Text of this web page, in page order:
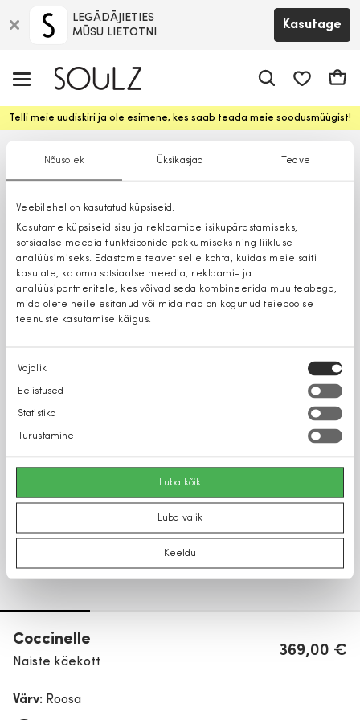
Nõusolek Üksikasjad Teave
Veebilehel on kasutatud küpsiseid.
Kasutame küpsiseid sisu ja reklaamide isikupärastamiseks,
sotsiaalse meedia funktsioonide pakkumiseks ning liikluse
analüüsimiseks. Edastame teavet selle kohta, kuidas meie saiti
kasutate, ka oma sotsiaalse meedia, reklaami- ja
analüüsipartneritele, kes võivad seda kombineerida muu teabega,
mida olete neile esitanud või mida nad on kogunud teiepoolse
teenuste kasutamise käigus.
Nõusoleku
valik
Vajalik
Eelistused
Statistika
Turustamine
Luba kõik
Luba valik
Keeldu
LEGĀDĀJIETIES
MŪSU LIETOTNI
Kasutage
Telli meie uudiskiri ja ole esimene, kes saab teada meie soodusmüügist!
Coccinelle
Naiste käekott
369,00 €
Värv: Roosa